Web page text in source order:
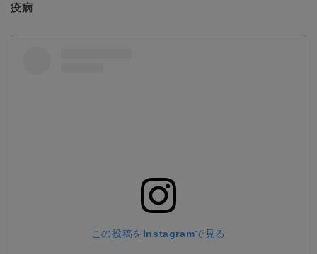
疫病
この投稿をInstagramで見る